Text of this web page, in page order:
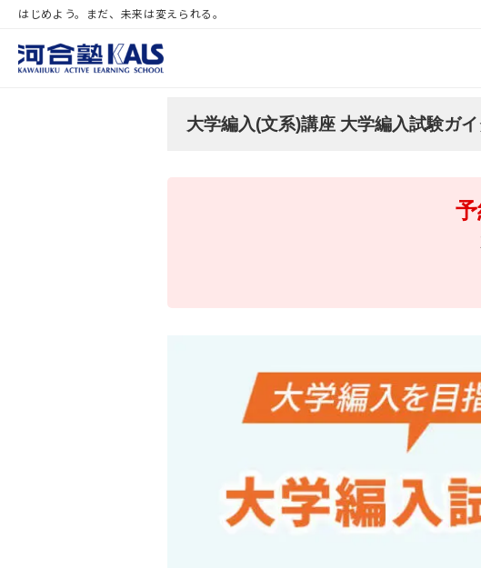
はじめよう。まだ、未来は変えられる。
大学編入(文系)講座 大学編入試験ガ